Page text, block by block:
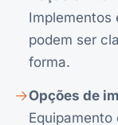
Implementos
podem ser
forma.
Opções de